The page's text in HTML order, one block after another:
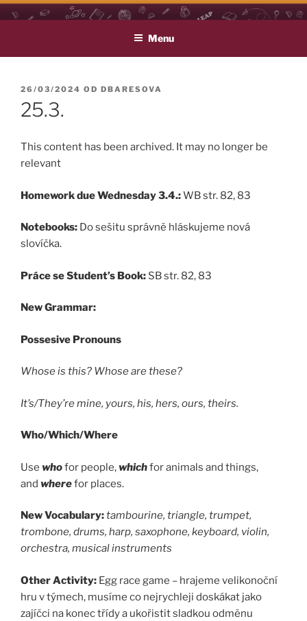
Přejít
k
webu
LEAP
Life Long English Achievement Project
Menu
PUBLIKOVÁNO
26/03/2024 OD DBARESOVA
25.3.
This content has been archived. It may no longer be
relevant
Homework due Wednesday 3.4.:WB str. 82, 83
Notebooks: Do sešitu správně hláskujeme nová
slovíčka.
Práce se Student’s Book: SB str. 82, 83
New Grammar:
Possesive Pronouns
Whose is this? Whose are these?
It’s/They’re mine, yours, his, hers, ours, theirs.
Who/Which/Where
Use whofor people,whichfor animals and things,
and wherefor places.
New Vocabulary:tambourine, triangle, trumpet,
trombone, drums, harp, saxophone, keyboard, violin,
orchestra, musical instruments
Other Activity: Egg race game – hrajeme velikonoční
hru v týmech, musíme co nejrychleji doskákat jako
zajíčci na konec třídy a ukořistit sladkou odměnu